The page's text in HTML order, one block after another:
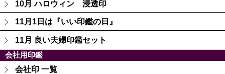
10月 ハロウィン 浸透印
11月1日は『いい印鑑の日』
11月 良い夫婦印鑑セット
会社用印鑑
会社印 一覧